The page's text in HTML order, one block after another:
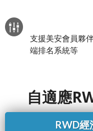
支援美安會員夥
端排名系統等
自適應
RWD經